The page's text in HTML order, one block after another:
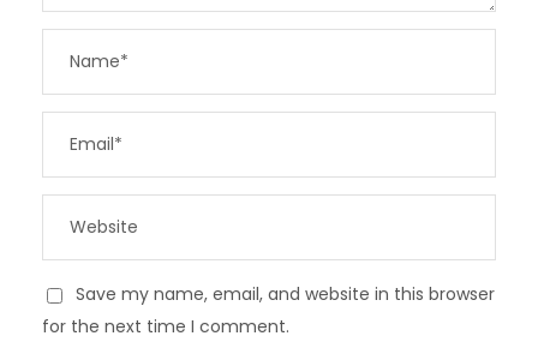
Save my name, email, and website in this browser
for the next time I comment.